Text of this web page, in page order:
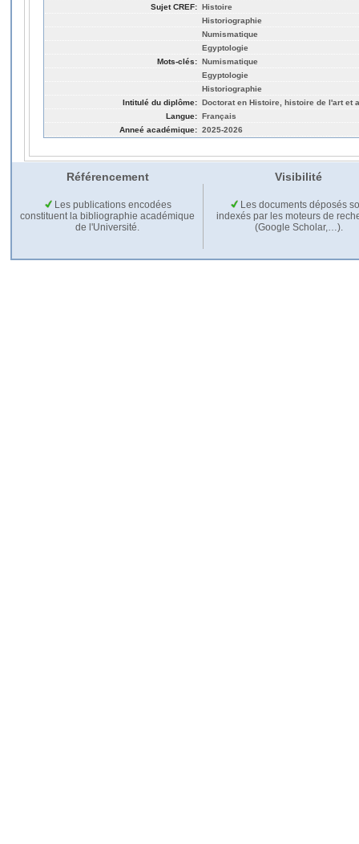
Sujet CREF: Histoire
Historiographie
Numismatique
Egyptologie
Mots-clés: Numismatique
Egyptologie
Historiographie
Intitulé du diplôme: Doctorat en Histoire, histoire de l'art et
Langue: Français
Anneé académique: 2025-2026
Référencement Visibilité
Les publications encodées
constituent la bibliographie académique
de l'Université.
Les documents déposés
indexés par les moteurs de
(Google Scholar,…).